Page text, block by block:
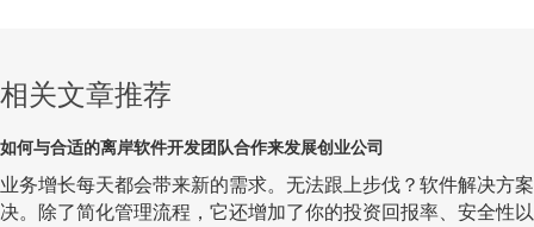
相关文章推荐
如何与合适的离岸软件开发团队合作来发展创业公司
业务增长每天都会带来新的需求。无法跟上步伐？软件解决方
决。除了简化管理流程，它还增加了你的投资回报率、安全性